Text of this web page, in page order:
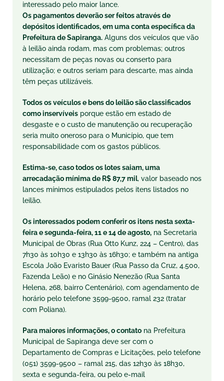
interessado pelo maior lance.
Os pagamentos deverão ser feitos através de
depósitos identificados, em uma conta específica da
Prefeitura de Sapiranga. Alguns dos veículos que vão
à leilão ainda rodam, mas com problemas; outros
necessitam de peças novas ou conserto para
utilização; e outros seriam para descarte, mas ainda
têm peças utilizáveis.
Todos os veículos e bens do leilão são classificados
como inservíveis porque estão em estado de
desgaste e o custo de manutenção ou recuperação
seria muito oneroso para o Município, que tem
responsabilidade com os gastos públicos.
Estima-se, caso todos os lotes saiam, uma
arrecadação mínima de R$ 87,7 mil, valor baseado nos
lances mínimos estipulados pelos itens listados no
leilão.
Os interessados podem conferir os itens nesta sexta-
feira e segunda-feira, 11 e 14 de agosto, na Secretaria
Municipal de Obras (Rua Otto Kunz, 224 – Centro), das
7h30 às 10h30 e 13h30 às 16h30; e também na antiga
Escola João Evaristo Bauer (Rua Passo da Cruz, 4.500,
Fazenda Leão) e no Ginásio Nenezão (Rua Santa
Helena, 268, bairro Centenário), com agendamento de
horário pelo telefone 3599-9500, ramal 232 (tratar
com Poliana).
Para maiores informações, o contato na Prefeitura
Municipal de Sapiranga deve ser com o
Departamento de Compras e Licitações, pelo telefone
(051) 3599-9500 – ramal 215, das 12h30 às 18h30,
sexta e segunda-feira, ou pelo e-mail